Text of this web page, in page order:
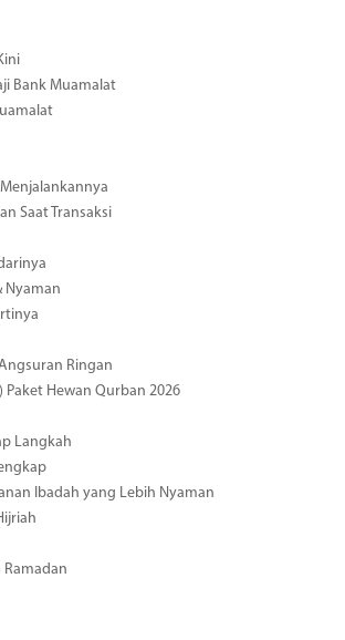
Bank Muamalat
Saat Transaksi
Nyaman
Ringan
Hewan Qurban 2026
Langkah
Ibadah yang Lebih Nyaman
Ramadan